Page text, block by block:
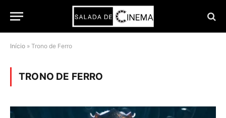
Início » Trono de Ferro
TRONO DE FERRO